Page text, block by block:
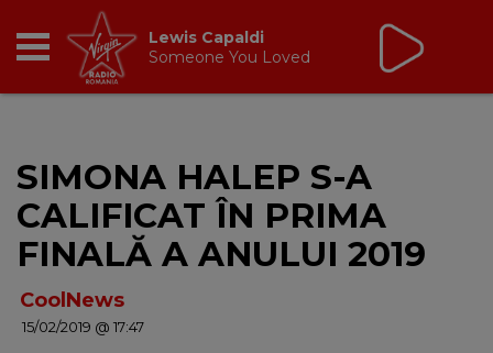
BREAKFAST
TIC TALK
CÂȘTIGĂ
Virgin Radio Music de
Weekend
08:00 - 12:00
SIMONA HALEP S-A
CALIFICAT ÎN PRIMA
FINALĂ A ANULUI 2019
CoolNews
15/02/2019 @ 17:47